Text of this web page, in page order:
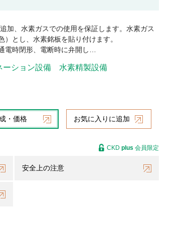
加、水素ガスでの使用を保証します。水素ガス
とし、水素銘板を貼り付けます。
電時閉形、電断時に弁開し…
ーション設備 水素精製設備
・価格 お気に入りに追加
安全上の注意
CKD plus 会員限定